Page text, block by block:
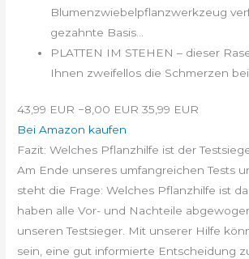
Blumenzwiebelpflanzwerkzeug
gezahnte Basis...
PLATTEN IM STEHEN – dieser
Ihnen zweifellos die Schmerzen
43,99 EUR −8,00 EUR 35,99 EUR
Bei Amazon kaufen
Fazit: Welches Pflanzhilfe ist der
Am Ende unseres umfangreichen Tests
steht die Frage: Welches Pflanzhilfe ist
haben alle Vor- und Nachteile
unseren Testsieger. Mit unserer Hilfe
sein, eine gut informierte Entscheidung